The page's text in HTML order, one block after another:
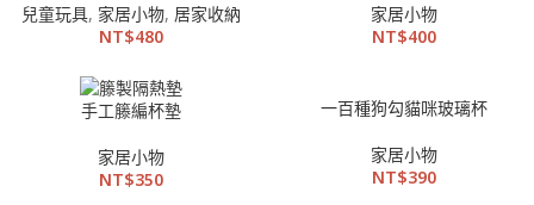
兒童玩具, 家居小物, 居家收納
NT$480
家居小物
NT$400
手工籐編杯墊
家居小物
NT$350
一百種狗勾貓咪玻璃杯
家居小物
NT$390